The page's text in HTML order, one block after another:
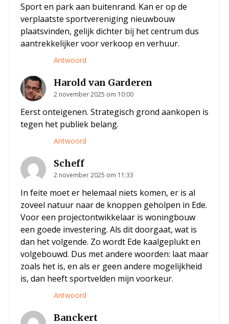
Sport en park aan buitenrand. Kan er op de
verplaatste sportvereniging nieuwbouw
plaatsvinden, gelijk dichter bij het centrum dus
aantrekkelijker voor verkoop en verhuur.
Antwoord
Harold van Garderen
2 november 2025 om 10:00
Eerst onteigenen. Strategisch grond aankopen is
tegen het publiek belang.
Antwoord
Scheff
2 november 2025 om 11:33
In feite moet er helemaal niets komen, er is al
zoveel natuur naar de knoppen geholpen in Ede.
Voor een projectontwikkelaar is woningbouw
een goede investering. Als dit doorgaat, wat is
dan het volgende. Zo wordt Ede kaalgeplukt en
volgebouwd. Dus met andere woorden: laat maar
zoals het is, en als er geen andere mogelijkheid
is, dan heeft sportvelden mijn voorkeur.
Antwoord
Banckert